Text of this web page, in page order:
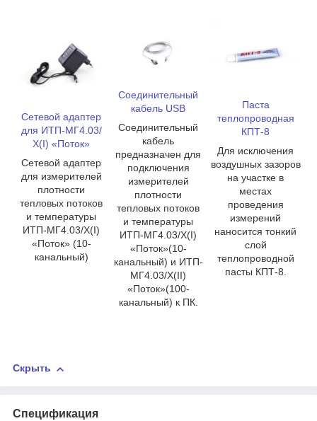
Сетевой адаптер
для ИТП-МГ4.03/
Х(I) «Поток»
Сетевой адаптер
для измерителей
плотности
тепловых потоков
и температуры
ИТП-МГ4.03/Х(I)
«Поток» (10-
канальный)
Соединительный
кабель USB
Соединительный
кабель
предназначен для
подключения
измерителей
плотности
тепловых потоков
и температуры
ИТП-МГ4.03/Х(I)
«Поток»(10-
канальный) и ИТП-
МГ4.03/Х(II)
«Поток»(100-
канальный) к ПК.
Паста
теплопроводная
КПТ-8
Для исключения
воздушных зазоров
на участке в
местах
проведения
измерений
наносится тонкий
слой
теплопроводной
пасты КПТ-8.
Скрыть
Спецификация